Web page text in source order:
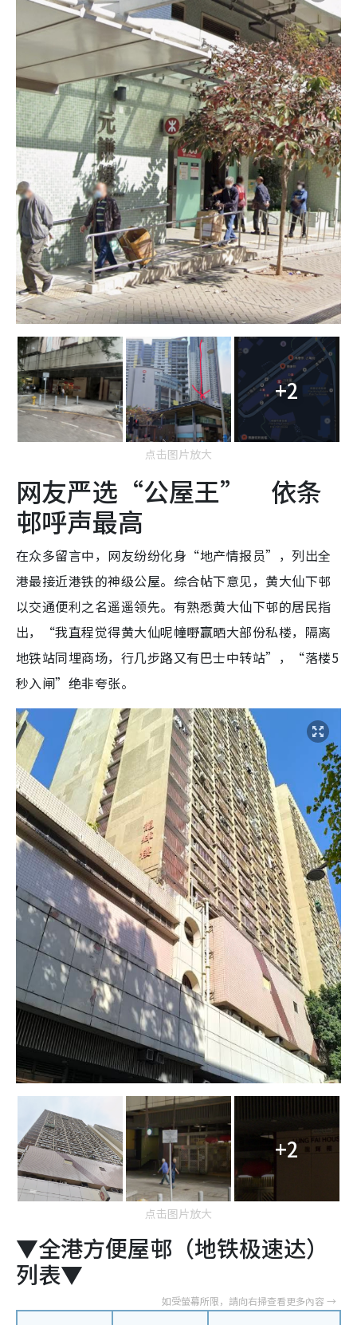
+2
点击图片放大
网友严选“公屋王” 依条
邨呼声最高
在众多留言中，网友纷纷化身“地产情报员”，列出全
港最接近港铁的神级公屋。综合帖下意见，黄大仙下邨
以交通便利之名遥遥领先。有熟悉黄大仙下邨的居民指
出，“我直程觉得黄大仙呢幢嘢赢晒大部份私楼， 隔离
地铁站同埋商场，行几步路又有巴士中转站” ，“落楼5
秒入闸”绝非夸张。
+2
点击图片放大
▼全港方便屋邨（地铁极速达）
列表▼